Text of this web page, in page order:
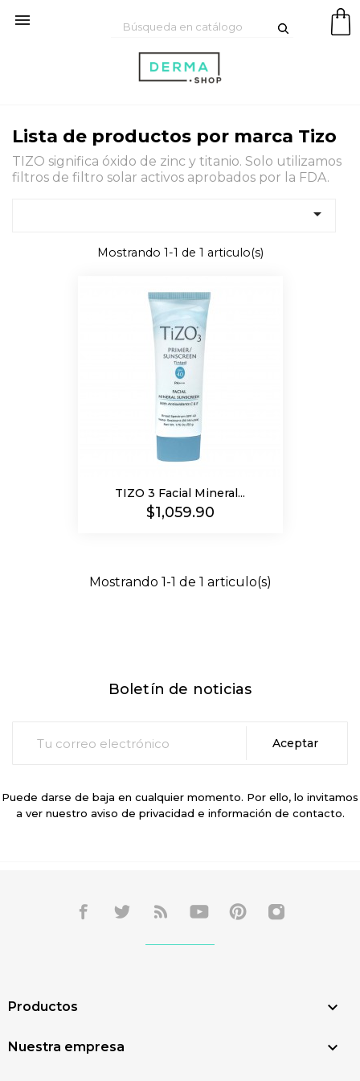

Lista de productos por marca Tizo
TIZO significa óxido de zinc y titanio. Solo utilizamos
filtros de filtro solar activos aprobados por la FDA.

Mostrando 1-1 de 1 articulo(s)
TIZO 3 Facial Mineral...
Precio
$1,059.90
Mostrando 1-1 de 1 articulo(s)
Boletín de noticias
Puede darse de baja en cualquier momento. Por ello, lo invitamos
a ver nuestro aviso de privacidad e información de contacto.
Productos 
Nuestra empresa 